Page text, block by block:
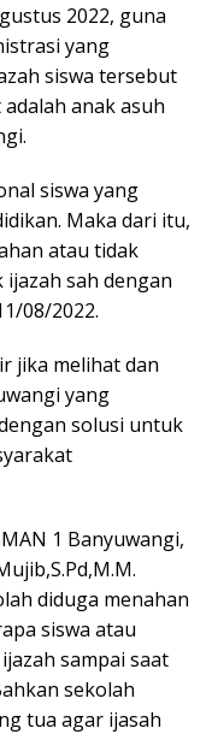
2022, guna
yang
siswa tersebut
anak asuh
siswa yang
Maka dari itu,
atau tidak
sah dengan
08/2022.
jika melihat dan
yang
solusi untuk
1 Banyuwangi,
diduga menahan
siswa atau
sampai saat
sekolah
tua agar ijasah